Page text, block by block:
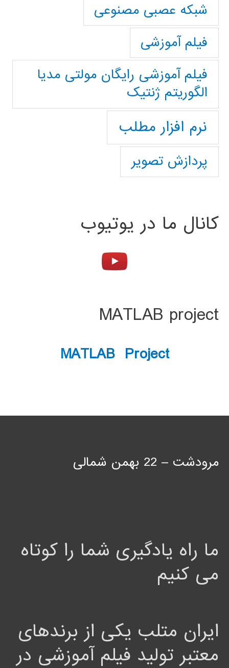
شبکه عصبی مصنوعی
فیلم آموزشی
فیلم آموزشی رایگان مولتی مدیا
الگوریتم ژنتیک
نرم افزار مطلب
پردازش تصویر
کانال ما در یوتیوب
MATLAB project
MATLAB Project
مرودشت – 22 بهمن شمالی
ما راه یادگیری شما را کوتاه
می کنیم
ایران متلب یکی از برندهای
معتبر تولید فیلم آموزشی در